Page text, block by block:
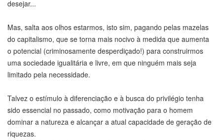
desejar...
Mas, salta aos olhos estarmos, isto sim, pagando pelas mazelas
do capitalismo, que se torna mais nocivo à medida que aumenta
o potencial (criminosamente desperdiçado!) para construirmos
uma sociedade igualitária e livre, em que ninguém mais seja
limitado pela necessidade.
Talvez o estímulo à diferenciação e à busca do privilégio tenha
sido essencial no passado, como motivação para o homem
dominar a natureza e alcançar a atual capacidade de geração de
riquezas.